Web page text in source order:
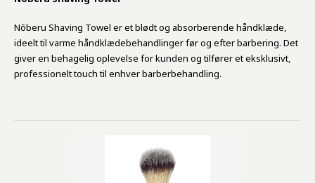
Nõberu Shaving Towel er et blødt og absorberende håndklæde,
ideelt til varme håndklædebehandlinger før og efter barbering. Det
giver en behagelig oplevelse for kunden og tilfører et eksklusivt,
professionelt touch til enhver barberbehandling.